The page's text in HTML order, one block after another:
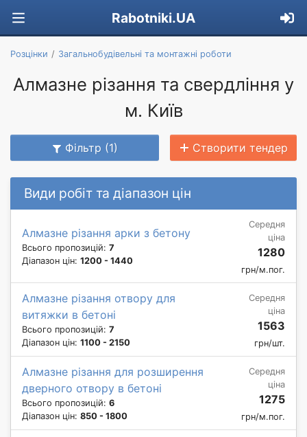
Rabotniki.UA
Розцінки Загальнобудівельні та монтажні роботи
Алмазне різання та свердління у
м. Київ
Фільтр (1) Створити тендер
Види робіт та діапазон цін
Алмазне різання арки з бетону
Всього пропозицій: 7
Діапазон цін: 1200 - 1440
Середня
ціна
1280
грн/м.пог.
Алмазне різання отвору для
витяжки в бетоні
Всього пропозицій: 7
Діапазон цін: 1100 - 2150
Середня
ціна
1563
грн/шт.
Алмазне різання для розширення
дверного отвору в бетоні
Всього пропозицій: 6
Діапазон цін: 850 - 1800
Середня
ціна
1275
грн/м.пог.